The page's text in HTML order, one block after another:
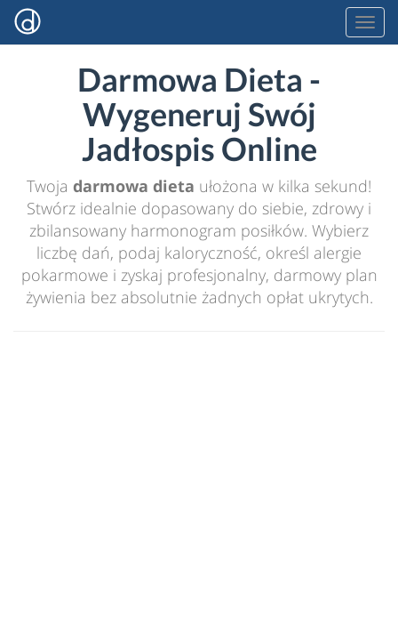
Darmowa Dieta -
Wygeneruj Swój
Jadłospis Online
Twoja darmowa dieta ułożona w kilka sekund!
Stwórz idealnie dopasowany do siebie, zdrowy i
zbilansowany harmonogram posiłków. Wybierz
liczbę dań, podaj kaloryczność, określ alergie
pokarmowe i zyskaj profesjonalny, darmowy plan
żywienia bez absolutnie żadnych opłat ukrytych.